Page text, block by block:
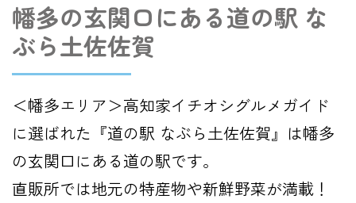
幡多の玄関口にある道の駅 な
ぶら土佐佐賀
＜幡多エリア＞高知家イチオシグルメガイド
に選ばれた『道の駅 なぶら土佐佐賀』は幡多
の玄関口にある道の駅です。
直販所では地元の特産物や新鮮野菜が満載！